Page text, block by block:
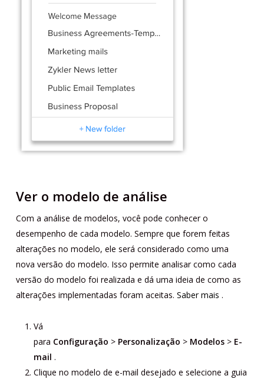
Ver o modelo de análise
Com a análise de modelos, você pode conhecer o
desempenho de cada modelo. Sempre que forem feitas
alterações no modelo, ele será considerado como uma
nova versão do modelo. Isso permite analisar como cada
versão do modelo foi realizada e dá uma ideia de como as
alterações implementadas foram aceitas. Saber mais .
Vá
para Configuração > Personalização > Modelos> E-
mail .
Clique no modelo de e-mail desejado e selecione a guia